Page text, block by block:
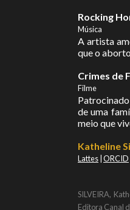
Rocking
Música
A artista
que o
Crimes de
Filme
de uma
meio que
Katheline
Lattes ORCID
SILVEIRA,
Editora Canal